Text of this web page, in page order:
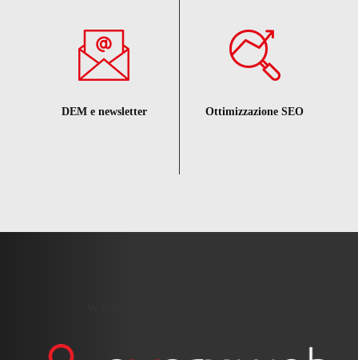
DEM e newsletter Ottimizzazione SEO